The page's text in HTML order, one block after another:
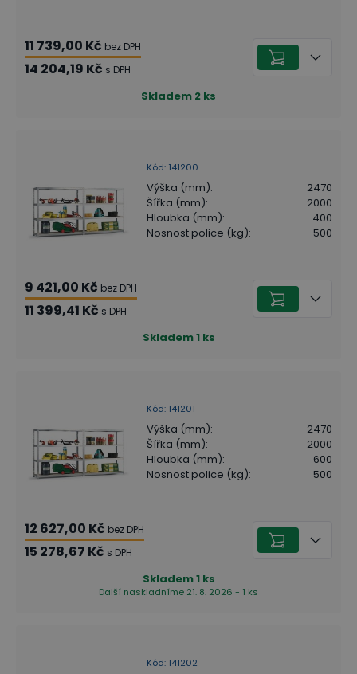
11 739,00 Kč bez DPH
14 204,19 Kč s DPH
Skladem 2 ks
Kód: 141200
Výška (mm):
2470
Šířka (mm):
2000
Hloubka (mm):
400
Nosnost police (kg): 500
9 421,00 Kč bez DPH
11 399,41 Kč s DPH
Skladem1 ks
Kód: 141201
Výška (mm):
2470
Šířka (mm):
2000
Hloubka (mm):
600
Nosnost police (kg): 500
12 627,00 Kč bez DPH
15 278,67 Kč s DPH
Skladem1 ks
Další naskladníme 21. 8. 2026 - 1 ks
Kód: 141202